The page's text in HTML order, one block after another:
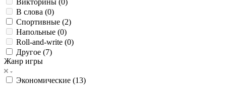
В слова (0)
Спортивные (2)
Напольные (0)
Roll-and-write (0)
Другое (7)
Жанр игры
Экономические (13)